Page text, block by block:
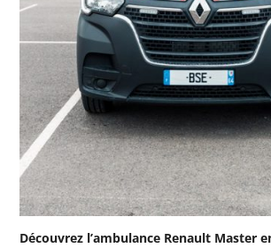
Découvrez l’ambulance Renault Master